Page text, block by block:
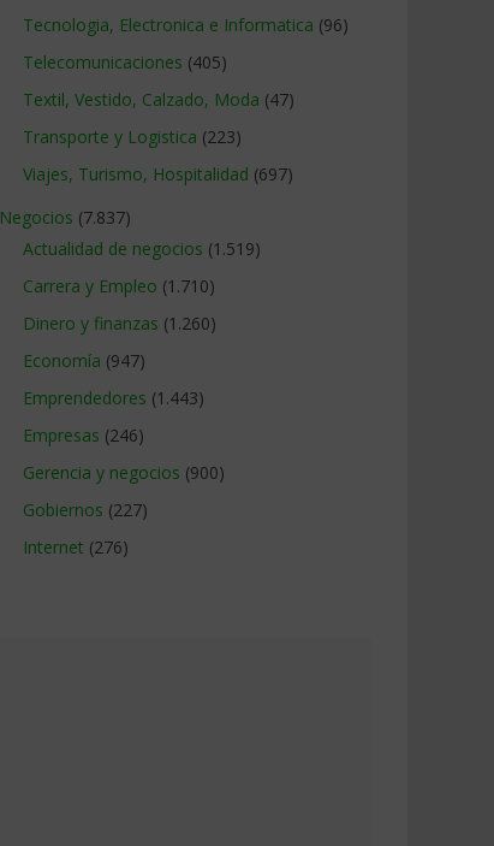
Tecnologia, Electronica e Informatica (96)
Telecomunicaciones (405)
Textil, Vestido, Calzado, Moda (47)
Transporte y Logistica (223)
Viajes, Turismo, Hospitalidad (697)
Negocios (7.837)
Actualidad de negocios (1.519)
Carrera y Empleo (1.710)
Dinero y finanzas (1.260)
Economía (947)
Emprendedores (1.443)
Empresas (246)
Gerencia y negocios (900)
Gobiernos (227)
Internet (276)